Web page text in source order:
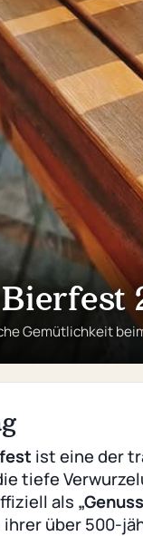
Gemütlichkeit
ist eine der
tiefe
als
über 500-